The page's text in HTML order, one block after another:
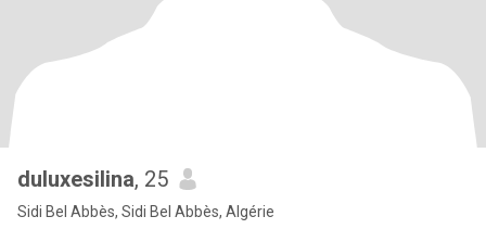
duluxesilina, 25
Sidi Bel Abbès, Sidi Bel Abbès, Algérie